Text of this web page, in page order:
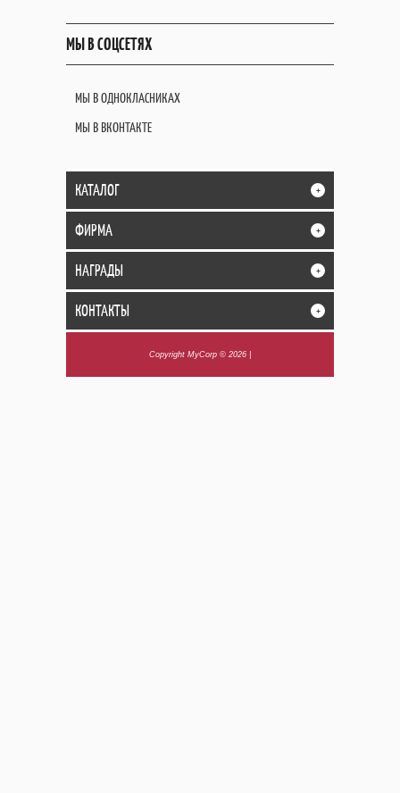
МЫ В СОЦСЕТЯХ
МЫ В ОДНОКЛАСНИКАХ
МЫ В ВКОНТАКТЕ
КАТАЛОГ +
ФИРМА +
НАГРАДЫ +
КОНТАКТЫ +
Copyright MyCorp © 2026